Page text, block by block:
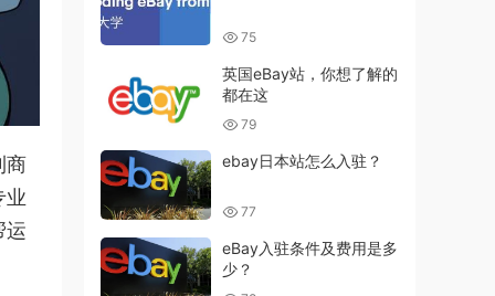
商
业
运
75
英国eBay站，你想了解的
都在这
79
ebay日本站怎么入驻？
77
eBay入驻条件及费用是多
少？